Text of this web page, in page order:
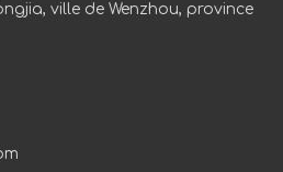
ville de Wenzhou, province